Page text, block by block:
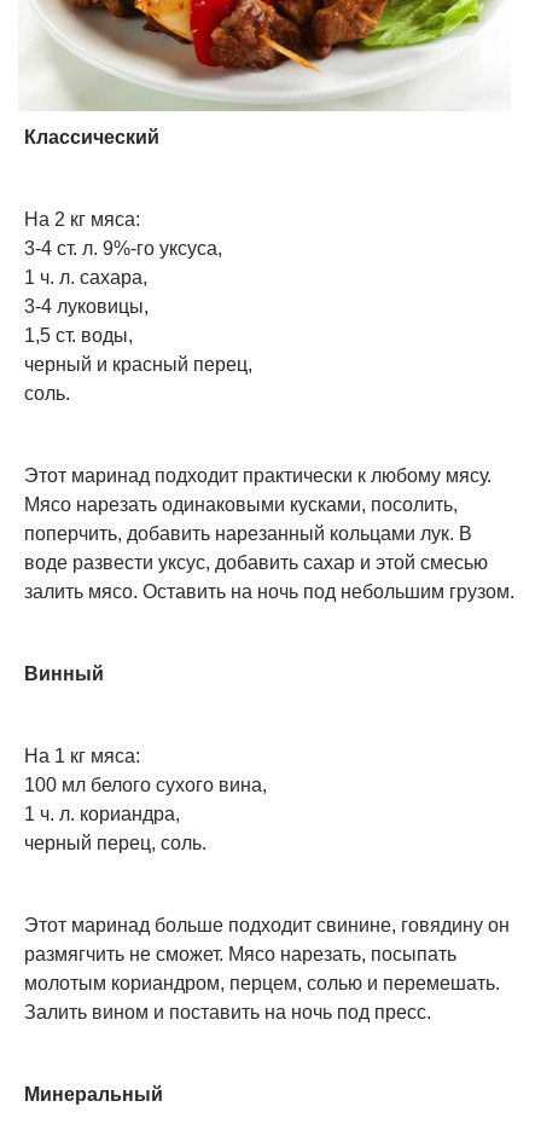
Классический
На 2 кг мяса:
3-4 ст. л. 9%-го уксуса,
1 ч. л. сахара,
3-4 луковицы,
1,5 ст. воды,
черный и красный перец,
соль.
Этот маринад подходит практически к любому мясу.
Мясо нарезать одинаковыми кусками, посолить,
поперчить, добавить нарезанный кольцами лук. В
воде развести уксус, добавить сахар и этой смесью
залить мясо. Оставить на ночь под небольшим грузом.
Винный
На 1 кг мяса:
100 мл белого сухого вина,
1 ч. л. кориандра,
черный перец, соль.
Этот маринад больше подходит свинине, говядину он
размягчить не сможет. Мясо нарезать, посыпать
молотым кориандром, перцем, солью и перемешать.
Залить вином и поставить на ночь под пресс.
Минеральный